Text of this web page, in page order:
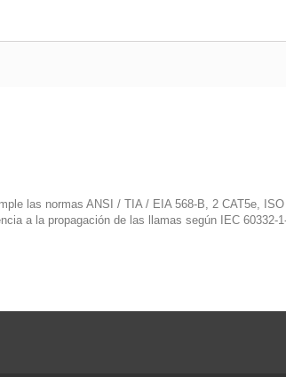
las normas ANSI / TIA / EIA 568-B, 2 CAT5e,
a la propagación de las llamas según IEC